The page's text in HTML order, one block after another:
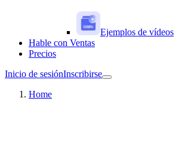
Ejemplos de vídeos
Hable con Ventas
Precios
Inicio de sesiónInscribirse
Home